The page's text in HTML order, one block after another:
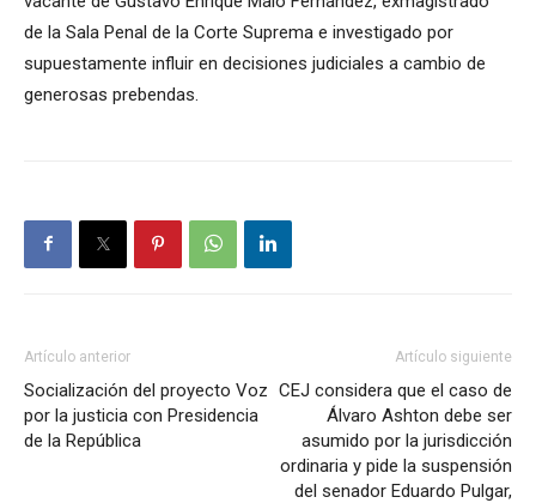
de la Sala Penal de la Corte Suprema e investigado por
supuestamente influir en decisiones judiciales a cambio de
generosas prebendas.
Artículo anterior
Socialización del proyecto Voz
por la justicia con Presidencia
de la República
Artículo siguiente
CEJ considera que el caso de
Álvaro Ashton debe ser
asumido por la jurisdicción
ordinaria y pide la suspensión
del senador Eduardo Pulgar,